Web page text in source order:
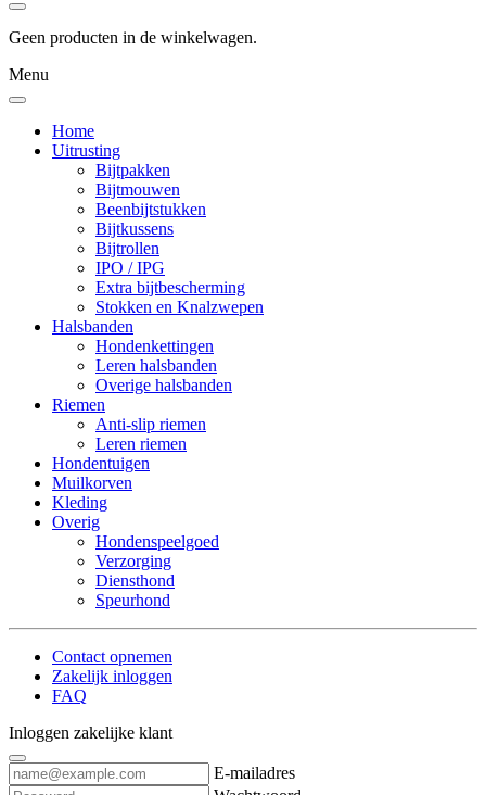
Geen producten in de winkelwagen.
Menu
Home
Uitrusting
Bijtpakken
Bijtmouwen
Beenbijtstukken
Bijtkussens
Bijtrollen
IPO / IPG
Extra bijtbescherming
Stokken en Knalzwepen
Halsbanden
Hondenkettingen
Leren halsbanden
Overige halsbanden
Riemen
Anti-slip riemen
Leren riemen
Hondentuigen
Muilkorven
Kleding
Overig
Hondenspeelgoed
Verzorging
Diensthond
Speurhond
Contact opnemen
Zakelijk inloggen
FAQ
Inloggen zakelijke klant
E-mailadres